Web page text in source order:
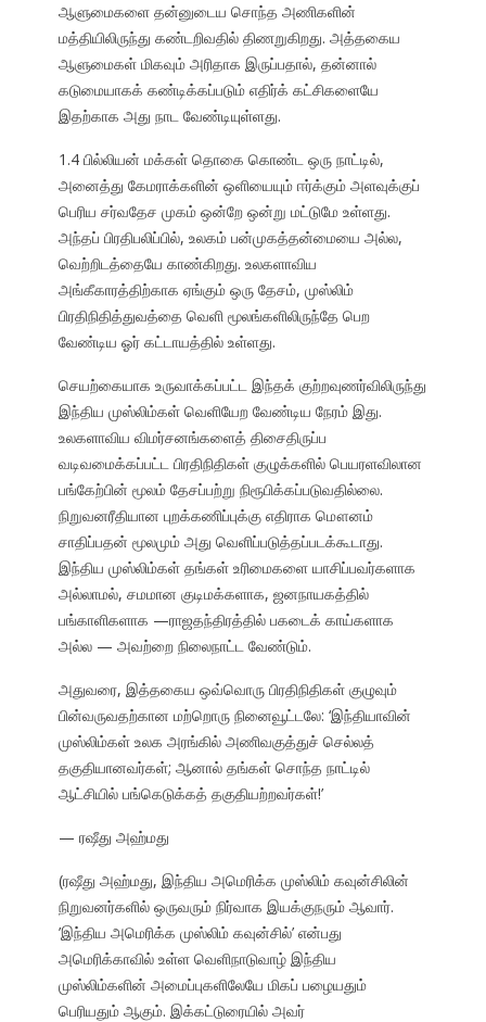
ஆளுமைகளை தன்னுடைய சொந்த அணிகளின்
மத்தியிலிருந்து கண்டறிவதில் திணறுகிறது. அத்தகைய
ஆளுமைகள் மிகவும் அரிதாக இருப்பதால், தன்னால்
கடுமையாகக் கண்டிக்கப்படும் எதிர்க் கட்சிகளையே
இதற்காக அது நாட வேண்டியுள்ளது.
1.4 பில்லியன் மக்கள் தொகை கொண்ட ஒரு நாட்டில்,
அனைத்து கேமராக்களின் ஒளியையும் ஈர்க்கும் அளவுக்குப்
பெரிய சர்வதேச முகம் ஒன்றே ஒன்று மட்டுமே உள்ளது.
அந்தப் பிரதிபலிப்பில், உலகம் பன்முகத்தன்மையை அல்ல,
வெற்றிடத்தையே காண்கிறது. உலகளாவிய
அங்கீகாரத்திற்காக ஏங்கும் ஒரு தேசம், முஸ்லிம்
பிரதிநிதித்துவத்தை வெளி மூலங்களிலிருந்தே பெற
வேண்டிய ஓர் கட்டாயத்தில் உள்ளது.
செயற்கையாக உருவாக்கப்பட்ட இந்தக் குற்றவுணர்விலிருந்து
இந்திய முஸ்லிம்கள் வெளியேற வேண்டிய நேரம் இது.
உலகளாவிய விமர்சனங்களைத் திசைதிருப்ப
வடிவமைக்கப்பட்ட பிரதிநிதிகள் குழுக்களில் பெயரளவிலான
பங்கேற்பின் மூலம் தேசப்பற்று நிரூபிக்கப்படுவதில்லை.
நிறுவனரீதியான புறக்கணிப்புக்கு எதிராக மௌனம்
சாதிப்பதன் மூலமும் அது வெளிப்படுத்தப்படக்கூடாது.
இந்திய முஸ்லிம்கள் தங்கள் உரிமைகளை யாசிப்பவர்களாக
அல்லாமல், சமமான குடிமக்களாக, ஜனநாயகத்தில்
பங்காளிகளாக —ராஜதந்திரத்தில் பகடைக் காய்களாக
அல்ல — அவற்றை நிலைநாட்ட வேண்டும்.
அதுவரை, இத்தகைய ஒவ்வொரு பிரதிநிதிகள் குழுவும்
பின்வருவதற்கான மற்றொரு நினைவூட்டலே: ‘இந்தியாவின்
முஸ்லிம்கள் உலக அரங்கில் அணிவகுத்துச் செல்லத்
தகுதியானவர்கள்; ஆனால் தங்கள் சொந்த நாட்டில்
ஆட்சியில் பங்கெடுக்கத் தகுதியற்றவர்கள்!’
— ரஷீது அஹ்மது
(ரஷீது அஹ்மது, இந்திய அமெரிக்க முஸ்லிம் கவுன்சிலின்
நிறுவனர்களில் ஒருவரும் நிர்வாக இயக்குநரும் ஆவார்.
’இந்திய அமெரிக்க முஸ்லிம் கவுன்சில்’ என்பது
அமெரிக்காவில் உள்ள வெளிநாடுவாழ் இந்திய
முஸ்லிம்களின் அமைப்புகளிலேயே மிகப் பழையதும்
பெரியதும் ஆகும். இக்கட்டுரையில் அவர்